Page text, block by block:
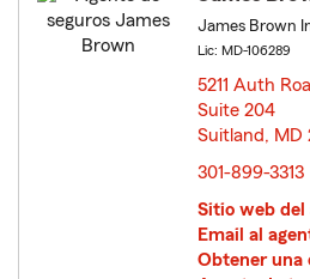
James Brown
Lic: MD-106289
5211 Auth
Suite 204
Suitland, MD
301-899-3313
Sitio web del
Email al
Obtener una